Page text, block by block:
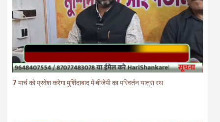
7 मार्च को प्रवेश करेगा मुर्शिदाबाद में बीजेपी का परिवर्तन यात्रा रथ